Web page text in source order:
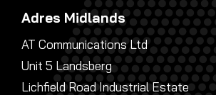
Adres Midlands
AT Communications Ltd
Unit 5 Landsberg
Lichfield Road Industrial Estate